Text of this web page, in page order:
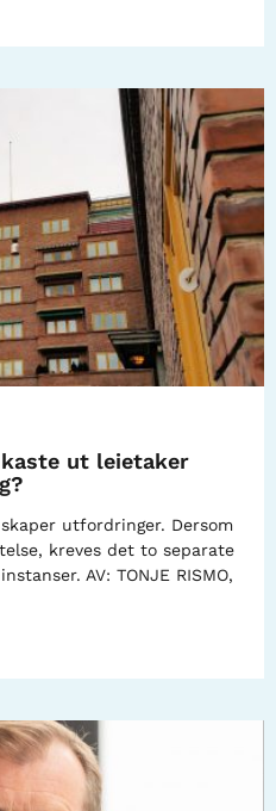
ut leietaker
utfordringer. Dersom
kreves det to separate
AV: TONJE RISMO,